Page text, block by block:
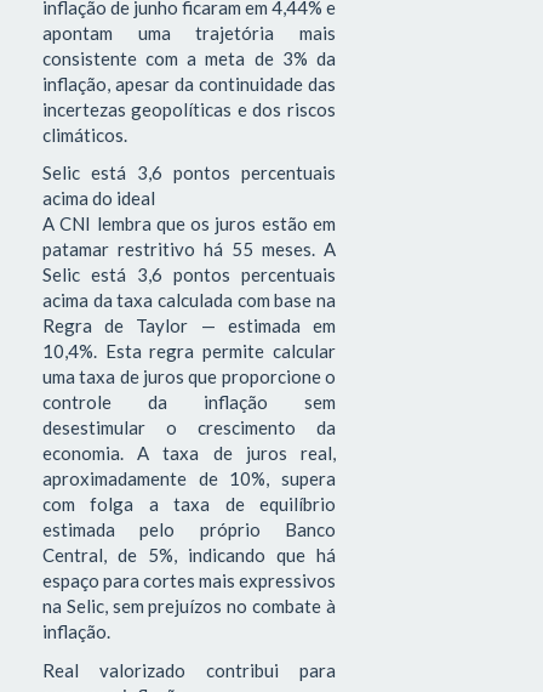
inflação de junho ficaram em 4,44% e
apontam uma trajetória mais
consistente com a meta de 3% da
inflação, apesar da continuidade das
incertezas geopolíticas e dos riscos
climáticos.
Selic está 3,6 pontos percentuais
acima do ideal
A CNI lembra que os juros estão em
patamar restritivo há 55 meses. A
Selic está 3,6 pontos percentuais
acima da taxa calculada com base na
Regra de Taylor — estimada em
10,4%. Esta regra permite calcular
uma taxa de juros que proporcione o
controle da inflação sem
desestimular o crescimento da
economia. A taxa de juros real,
aproximadamente de 10%, supera
com folga a taxa de equilíbrio
estimada pelo próprio Banco
Central, de 5%, indicando que há
espaço para cortes mais expressivos
na Selic, sem prejuízos no combate à
inflação.
Real valorizado contribui para